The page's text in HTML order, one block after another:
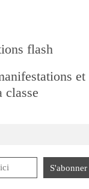
flash
et
classe